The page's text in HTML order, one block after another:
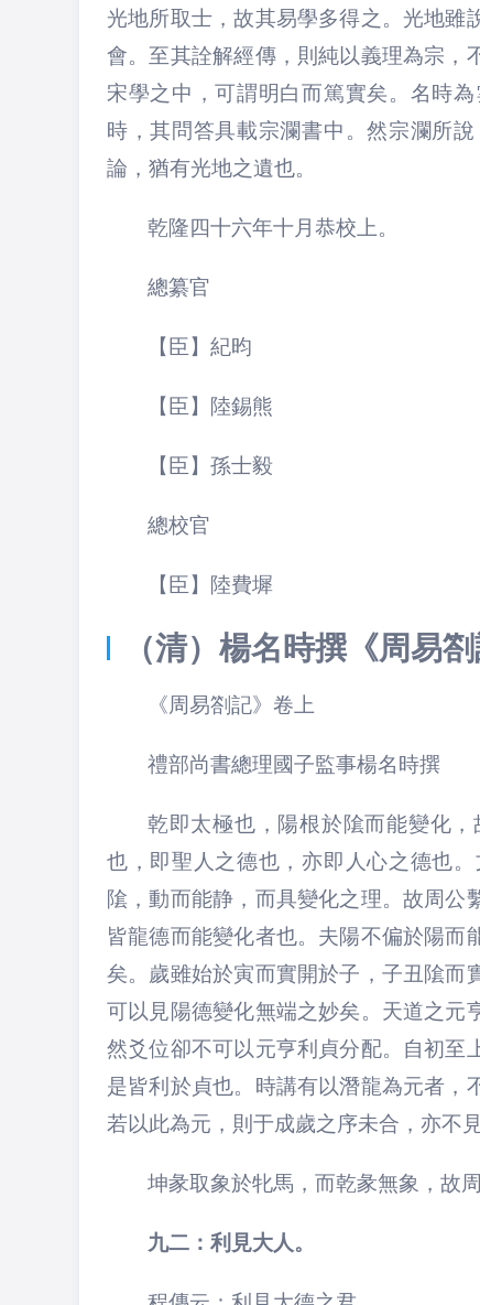
光地所取士，故其易學多得之。光地雖
會。至其詮解經傳，則純以義理為宗，
宋學之中，可謂明白而篤實矣。名時
時，其問答具載宗瀾書中。然宗瀾所
論，猶有光地之遺也。
乾隆四十六年十月恭校上。
總纂官
【臣】 紀昀
【臣】 陸錫熊
【臣】 孫士毅
總校官
【臣】陸費墀
（清）楊名時撰 《周易劄
《周易劄記》 卷上
禮部尚書總理國子監事楊名時撰
乾即太極也，陽根於隂而能變化
也，即聖人之德也，亦即人心之德也
隂，動而能静，而具變化之理。故周公
皆龍德而能變化者也。夫陽不偏於陽而
矣。歲雖始於寅而實開於子，子丑隂而
可以見陽德變化無端之妙矣。天道之元
然爻位卻不可以元亨利貞分配。自初至
是皆利於貞也。時講有以潛龍為元者，
若以此為元，則于成歲之序未合，亦不
坤彖取象於牝馬，而乾彖無象，故
九二：利見大人。